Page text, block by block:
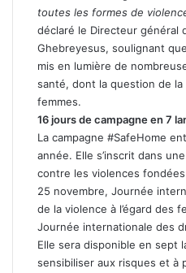
toutes les formes de
déclaré le Directeur général
Ghebreyesus, soulignant
mis en lumière de
santé, dont la question de
femmes.
16 jours de campagne en 7
La campagne #SafeHome
année. Elle s’inscrit dans
contre les violences
25 novembre, Journée
de la violence à l’égard des
Journée internationale des
Elle sera disponible en sept
sensibiliser aux risques et à